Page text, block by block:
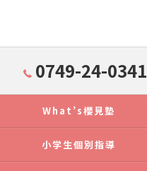
0749-24-0341
What’s櫻見塾
小学生個別指導